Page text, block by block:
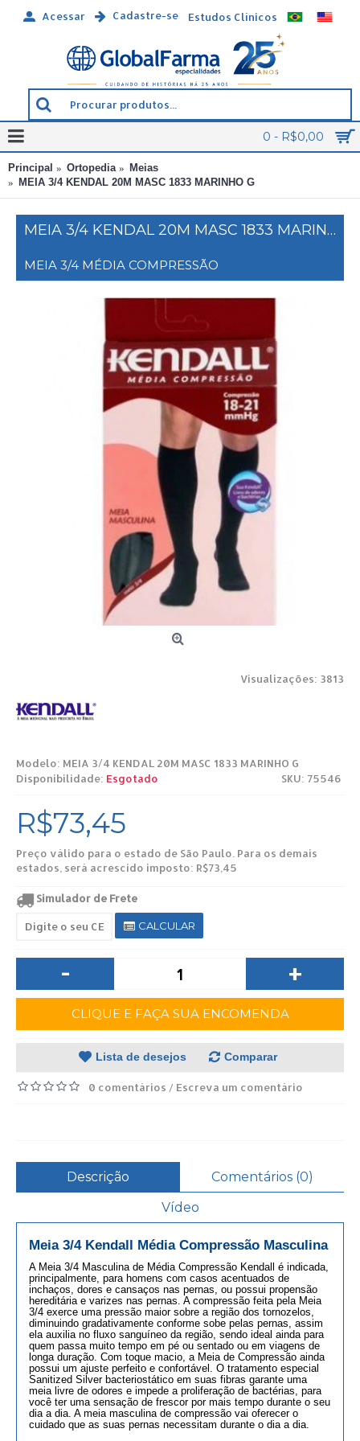
Acessar Cadastre-se Estudos Clínicos
0 - R$0,00
Principal Ortopedia
Meias
MEIA 3/4 KENDAL 20M MASC 1833 MARINHO G
MEIA 3/4 KENDAL 20M MASC 1833 MARINHO G
MEIA 3/4 MÉDIA COMPRESSÃO
Visualizações: 3813
Modelo: MEIA 3/4 KENDAL 20M MASC 1833 MARINHO G
SKU: 75546
Disponibilidade: Esgotado
R$73,45
Preço válido para o estado de São Paulo. Para os demais
estados, será acrescido imposto: R$73,45
Simulador de Frete
CALCULAR
- +
CLIQUE E FAÇA SUA ENCOMENDA
Lista de desejos Comparar
0 comentários / Escreva um comentário
Descrição
Comentários (0)
Vídeo
Meia 3/4 Kendall Média Compressão Masculina
A Meia 3/4 Masculina de Média Compressão Kendall é indicada,
principalmente, para homens com casos acentuados de
inchaços, dores e cansaços nas pernas, ou possui propensão
hereditária e varizes nas pernas. A compressão feita pela Meia
3/4 exerce uma pressão maior sobre a região dos tornozelos,
diminuindo gradativamente conforme sobe pelas pernas, assim
ela auxilia no fluxo sanguíneo da região, sendo ideal ainda para
quem passa muito tempo em pé ou sentado ou em viagens de
longa duração. Com toque macio, a Meia de Compressão ainda
possui um ajuste perfeito e confortável. O tratamento especial
Sanitized Silver bacteriostático em suas fibras garante uma
meia livre de odores e impede a proliferação de bactérias, para
você ter uma sensação de frescor por mais tempo durante o seu
dia a dia. A meia masculina de compressão vai oferecer o
cuidado que as suas pernas necessitam durante o dia a dia.